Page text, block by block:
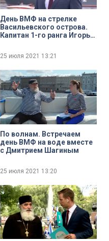
День ВМФ на стрелке
Васильевского острова.
Капитан 1-го ранга Игорь
25 июля 2021 13:21
По волнам. Встречаем
день ВМФ на воде вместе
с Дмитрием Шагиным
25 июля 2021 13:20